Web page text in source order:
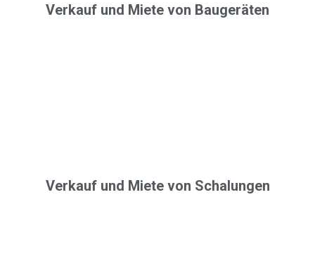
Verkauf und Miete von Baugeräten
Verkauf und Miete von Schalungen